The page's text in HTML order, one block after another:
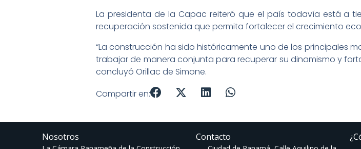
La presidenta de la Capac reiteró que el país todavía está a
recuperación sostenida que permita fortalecer el crecimiento
“La construcción ha sido históricamente uno de los principales
trabajar de manera conjunta para recuperar su dinamismo y
concluyó Orillac de Simone.
Compartir en:
Nosotros Contacto